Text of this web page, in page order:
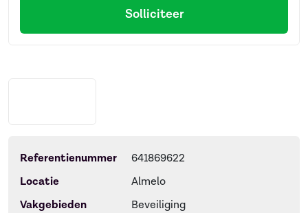
Solliciteer
Referentienummer
641869622
Locatie
Almelo
Vakgebieden
Beveiliging